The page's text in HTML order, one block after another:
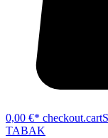
0,00 €*
TABAK